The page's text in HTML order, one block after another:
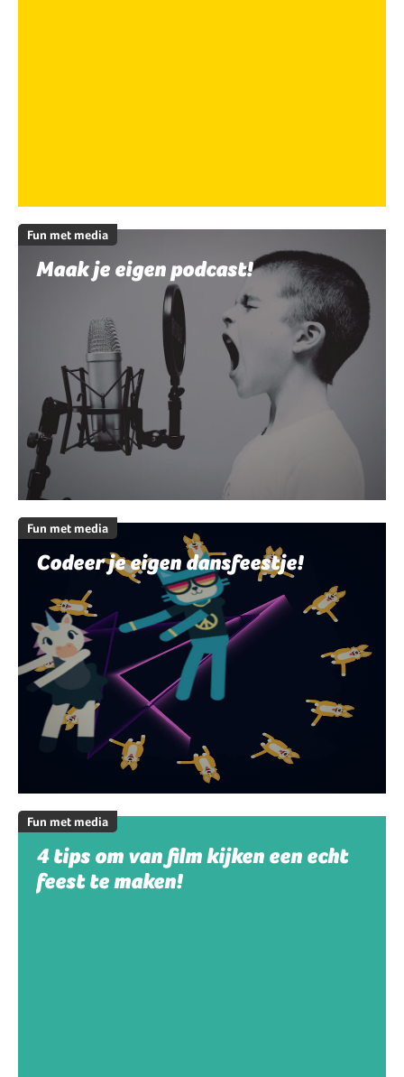
Fun met media
Maak je eigen podcast!
Fun met media
Codeer je eigen dansfeestje!
Fun met media
4 tips om van film kijken een echt
feest te maken!